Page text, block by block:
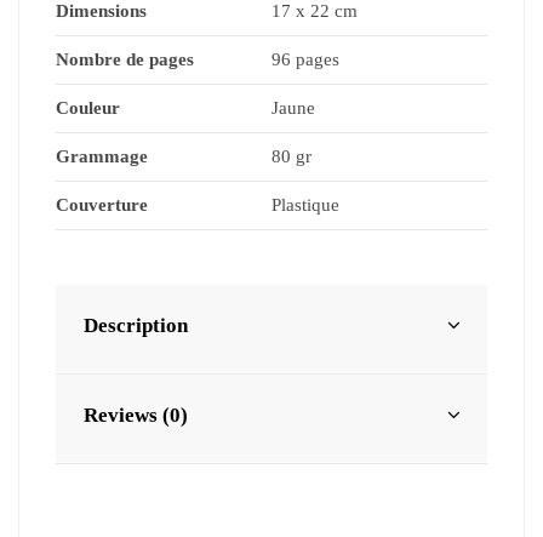
Dimensions 17 x 22 cm
Nombre de pages 96 pages
Couleur Jaune
Grammage 80 gr
Couverture Plastique
Description
Reviews (0)